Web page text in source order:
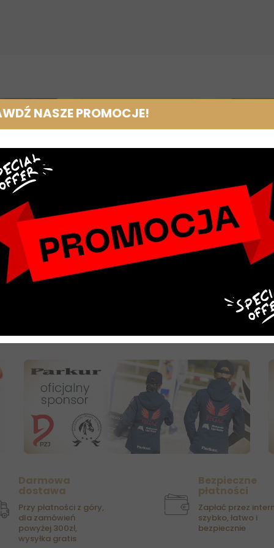
NASZE PROMOCJE!
Kantar Waldhausen Satin
petrolowy
Kantar z
Hilfiger
DO
Darmowa
dostawa
Przy płatności z góry,
dla zamówień
powyżej 300zł,
wysyłka gratis
Bezpieczne
płatności
Zapłać przez
szybko, łatwo i
bezpiecznie